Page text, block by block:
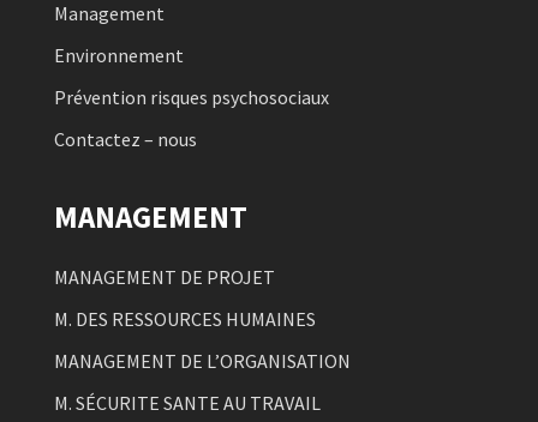
Management
Environnement
Prévention risques psychosociaux
Contactez – nous
MANAGEMENT
MANAGEMENT DE PROJET
M. DES RESSOURCES HUMAINES
MANAGEMENT DE L’ORGANISATION
M. SÉCURITE SANTE AU TRAVAIL